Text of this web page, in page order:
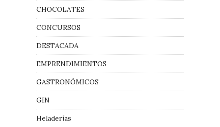
CHOCOLATES
CONCURSOS
DESTACADA
EMPRENDIMIENTOS
GASTRONÓMICOS
GIN
Heladerías